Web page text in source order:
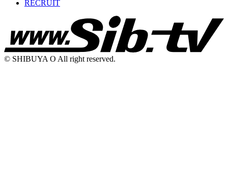
RECRUIT
© SHIBUYA O All right reserved.